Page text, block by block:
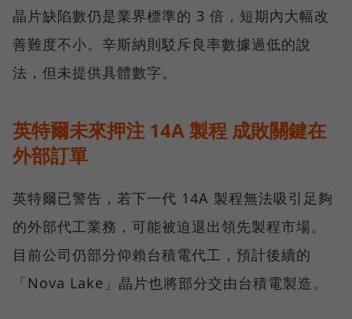
晶片缺陷數仍是業界標準的 3 倍，短期內大幅改
善難度不小。辛斯納則駁斥良率數據過低的說
法，但未提供具體數字。
英特爾未來押注 14A 製程 成敗關鍵在
外部訂單
英特爾已警告，若下一代 14A 製程無法吸引足夠
的外部代工業務，可能被迫退出領先製程市場。
目前公司仍部分仰賴台積電代工，預計後續的
「Nova Lake」晶片也將部分交由台積電製造。